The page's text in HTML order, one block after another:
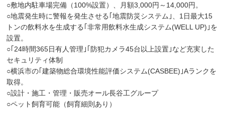
○敷地内駐車場完備（100%設置）、月額3,000円～14,000円。
○地震発生時に警報を発生させる｢地震防災システム｣、1日最大15
トンの飲料水を生成する｢非常用飲料水生成システム(WELL UP)｣を
設置。
○｢24時間365日有人管理｣｢防犯カメラ45台以上設置｣など充実した
セキュリティ体制
○横浜市の｢建築物総合環境性能評価システム(CASBEE)｣Aランクを
取得。
○設計・施工・管理・販売オール長谷工グループ
○ペット飼育可能（飼育細則あり）